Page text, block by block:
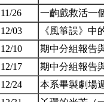
11/26
一齣戲救活一
12/03
《風箏誤》中
12/10
期中分組報告
12/17
期中分組報告
12/24
本系畢製劇場